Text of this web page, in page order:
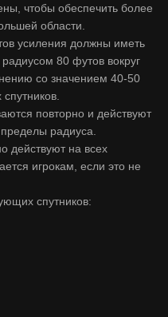
чтобы обеспечить более
области.
усиления должны иметь
80 футов вокруг
со значением 40-50
повторно и действуют
радиуса.
действуют на всех
игрокам, если это не
спутников: